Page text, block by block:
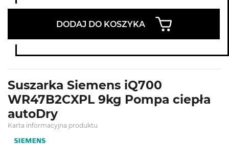
DODAJ DO KOSZYKA
Suszarka Siemens iQ700
WR47B2CXPL 9kg Pompa ciepła
autoDry
Karta informacyjna produktu